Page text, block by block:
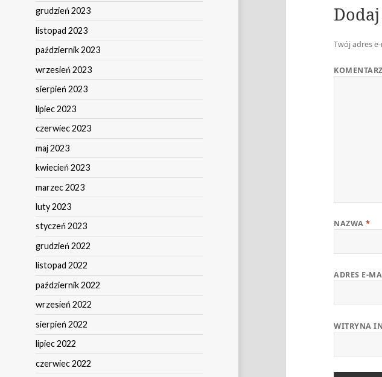
grudzień 2023
listopad 2023
październik 2023
wrzesień 2023
sierpień 2023
lipiec 2023
czerwiec 2023
maj 2023
kwiecień 2023
marzec 2023
luty 2023
styczeń 2023
grudzień 2022
listopad 2022
październik 2022
wrzesień 2022
sierpień 2022
lipiec 2022
czerwiec 2022
Twój adres
NAZWA*
ADRES E-
WITRYNA